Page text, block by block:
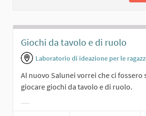
Giochi da tavolo e di ruolo
Laboratorio di ideazione per le
Al nuovo Salunei vorrei che ci fossero
giocare giochi da tavolo e di ruolo.